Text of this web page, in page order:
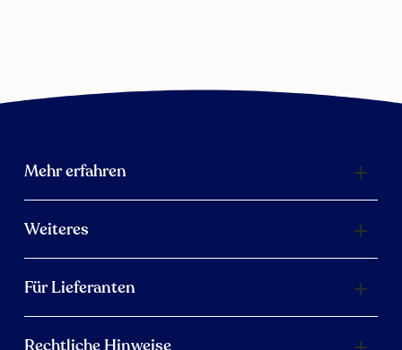
Mehr erfahren
Weiteres
Für Lieferanten
Rechtliche Hinweise